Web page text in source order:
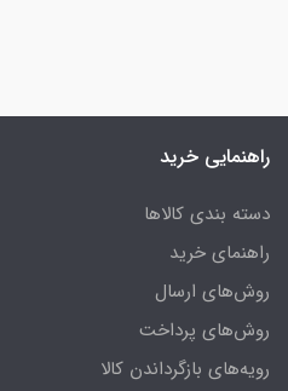
راهنمایی خرید
دسته بندی کالاها
راهنمای خرید
روش‌های ارسال
روش‌های پرداخت
رویه‌های بازگرداندن کالا